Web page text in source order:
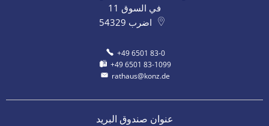
في السوق 11
54329 اضرب
+49 6501 83-0
+49 6501 83-1099
rathaus@konz.de
عنوان صندوق البريد